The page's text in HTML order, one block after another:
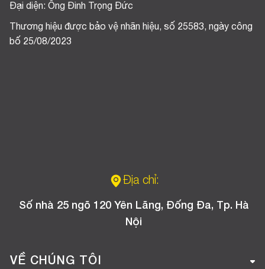
Đại diện: Ông Đinh Trọng Đức
Thương hiệu được bảo vệ nhãn hiệu, số 25583, ngày công
bố 25/08/2023
Địa chỉ:
Số nhà 25 ngõ 120 Yên Lãng, Đống Đa, Tp. Hà
Nội
VỀ CHÚNG TÔI